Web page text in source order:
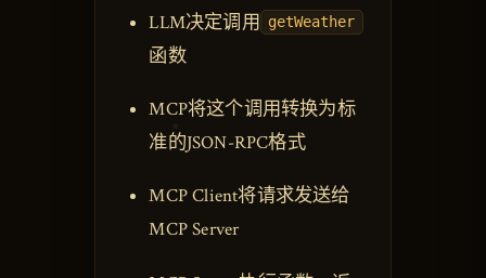
LLM决定调用 getWeather
函数
MCP将这个调用转换为标
准的JSON-RPC格式
MCP Client将请求发送给
MCP Server